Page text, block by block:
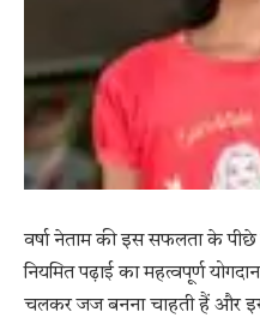
वर्षा नेताम की इस सफलता के
नियमित पढ़ाई का महत्वपूर्ण
चलकर जज बनना चाहती हैं और